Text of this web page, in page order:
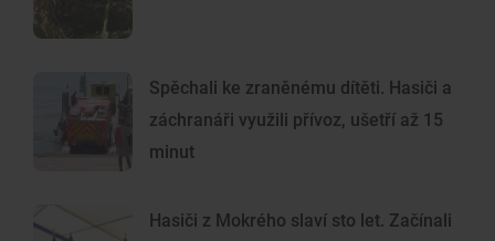
Spěchali ke zraněnému dítěti. Hasiči a
záchranáři využili přívoz, ušetří až 15
minut
Hasiči z Mokrého slaví sto let. Začínali